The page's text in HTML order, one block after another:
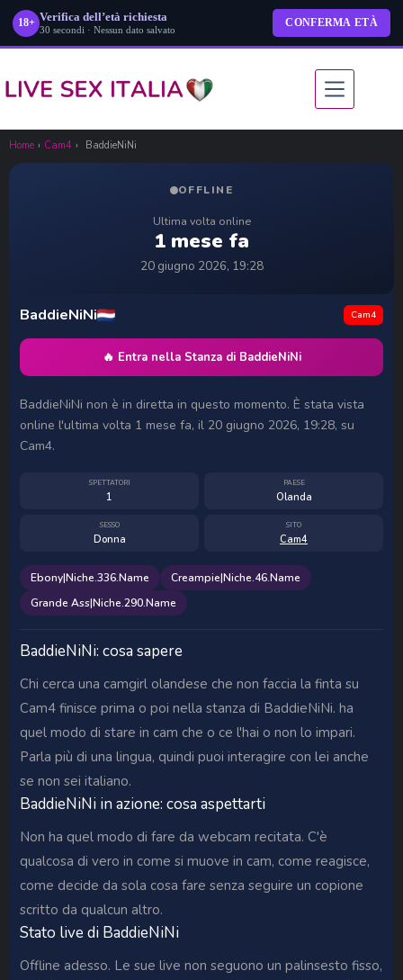
18+ Verifica dell’età richiesta
30 secondi · Nessun dato salvato
CONFERMA ETÀ
contenuto
Home › Cam4 › BaddieNiNi
OFFLINE
Ultima volta online
1 mese fa
20 giugno 2026, 19:28
BaddieNiNi Cam4
🔥 Entra nella Stanza di BaddieNiNi
BaddieNiNi non è in diretta in questo momento. È stata vista
online l'ultima volta 1 mese fa, il 20 giugno 2026, 19:28, su
Cam4.
SPETTATORI
1
PAESE
Olanda
SESSO
Donna
SITO
Cam4
Ebony|Niche.336.Name
Creampie|Niche.46.Name
Grande Ass|Niche.290.Name
BaddieNiNi: cosa sapere
Chi cerca una camgirl olandese che non faccia la finta su
Cam4 finisce prima o poi nella stanza di BaddieNiNi. ha
quel modo di stare in cam che o ce l'hai o non lo impari.
Parla più di una lingua, quindi puoi interagire con lei anche
se non sei italiano.
BaddieNiNi in azione: cosa aspettarti
Non ha quel modo di fare da webcam recitata. C'è
qualcosa di vero in come si muove in cam, come reagisce,
come decide da sola cosa fare senza seguire un copione
scritto da qualcun altro.
Stato live di BaddieNiNi
Offline adesso. Le sue live non seguono un palinsesto fisso,